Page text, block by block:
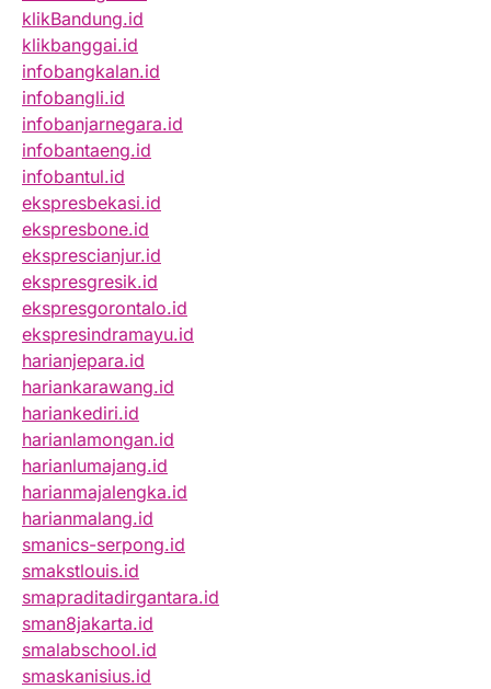
klikBandung.id
klikbanggai.id
infobangkalan.id
infobangli.id
infobanjarnegara.id
infobantaeng.id
infobantul.id
ekspresbekasi.id
ekspresbone.id
eksprescianjur.id
ekspresgresik.id
ekspresgorontalo.id
ekspresindramayu.id
harianjepara.id
hariankarawang.id
hariankediri.id
harianlamongan.id
harianlumajang.id
harianmajalengka.id
harianmalang.id
smanics-serpong.id
smakstlouis.id
smapraditadirgantara.id
sman8jakarta.id
smalabschool.id
smaskanisius.id